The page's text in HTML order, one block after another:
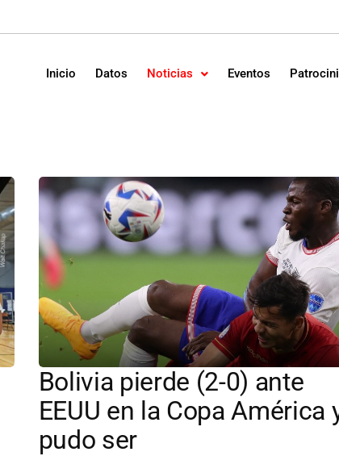
Inicio Datos Noticias Eventos
Bolivia pierde (2-0) ante
EEUU en la Copa América
pudo ser